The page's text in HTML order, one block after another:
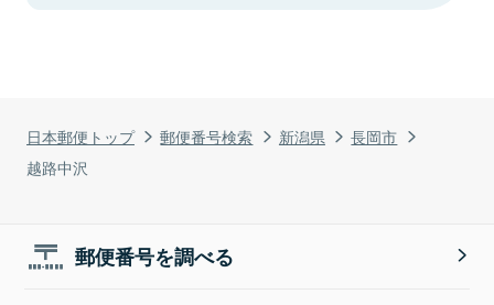
日本郵便トップ 郵便番号検索 新潟県
長岡市
越路中沢
郵便番号を調べる